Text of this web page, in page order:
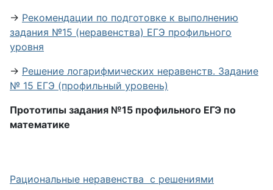
→ Рекомендации по подготовке к выполнению
задания №15 (неравенства) ЕГЭ профильного
уровня
→ Решение логарифмических неравенств. Задание
№ 15 ЕГЭ (профильный уровень)
Прототипы задания №15 профильного ЕГЭ по
математике
Рациональные неравенства с решениями